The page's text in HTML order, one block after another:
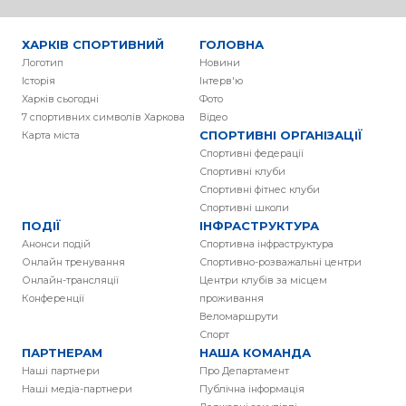
ХАРКІВ СПОРТИВНИЙ
Логотип
Історія
Харків сьогодні
7 спортивних символів Харкова
Карта міста
ГОЛОВНА
Новини
Інтерв'ю
Фото
Вiдео
СПОРТИВНІ ОРГАНІЗАЦІЇ
Спортивні федерації
Спортивні клуби
Спортивні фітнес клуби
Спортивні школи
ПОДІЇ
Анонси подій
Онлайн тренування
Онлайн-трансляції
Конференції
ІНФРАСТРУКТУРА
Спортивна інфраструктура
Спортивно-розважальні центри
Центри клубів за місцем
проживання
Веломаршрути
Спорт
ПАРТНЕРАМ
Наші партнери
Наші медіа-партнери
НАША КОМАНДА
Про Департамент
Публічна інформація